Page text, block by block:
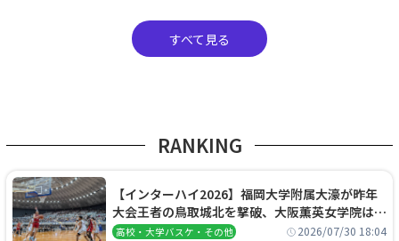
すべて見る
RANKING
【インターハイ2026】福岡大学附属大濠が昨年
大会王者の鳥取城北を撃破、大阪薫英女学院は岐
阜女子に完勝、大会3日目試合結果
高校・大学バスケ・その他 2026/07/30 18:04